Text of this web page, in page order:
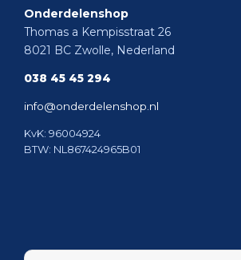
Onderdelenshop
Thomas a Kempisstraat 26
8021 BC Zwolle, Nederland
038 45 45 294
info@onderdelenshop.nl
KvK: 96004924
BTW: NL867424965B01